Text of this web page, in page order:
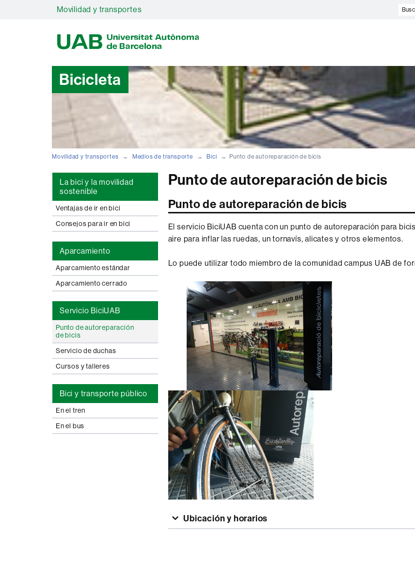
Movilidad y transportes
B
Bicicleta
Movilidad y transportes Medios de transporte Bici Punto de autoreparación de bicis
La bici y la movilidad
sostenible
Ventajas de ir en bici
Consejos para ir en bici
Aparcamiento
Aparcamiento estándar
Aparcamiento cerrado
Servicio BiciUAB
Punto de autoreparación
de bicis
Servicio de duchas
Cursos y talleres
Bici y transporte público
En el tren
En el bus
Punto de autoreparación de bicis
Punto de autoreparación de bicis
El servicio BiciUAB cuenta con un punto de autoreparación para
aire para inflar las ruedas, un tornavís, alicates y otros elementos.
Lo puede utilizar todo miembro de la comunidad campus UAB de
Ubicación y horarios